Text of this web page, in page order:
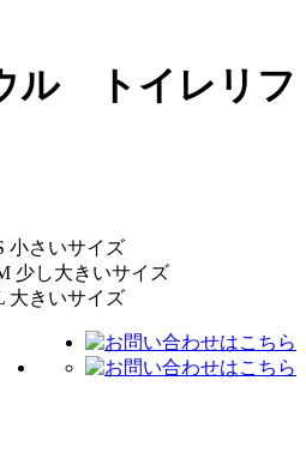
ル トイレリフ